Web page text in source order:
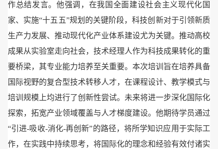
作总结发言。他强调，在我国全面建设社会主义现代化国
家、实施“十五五”规划的关键阶段，科技创新对于引领新质
生产力发展、推动现代化产业体系建设尤为关键。推动高校
成果从实验室走向社会，技术经理人作为科技成果转化的重
要桥梁，其专业能力培养至关重要。本次培训旨在培养具备
国际视野的复合型技术转移人才，在课程设计、教学模式与
培训规模上均进行了创新性尝试。未来将进一步深化国际化
探索，拓宽产业领域覆盖与人才梯度建设。他期待学员通过
“引进-吸收-消化-再创新”的路径，将所学知识应用于实际工
作，在实践中持续思考，将国际化的理念和经验有效付诸实